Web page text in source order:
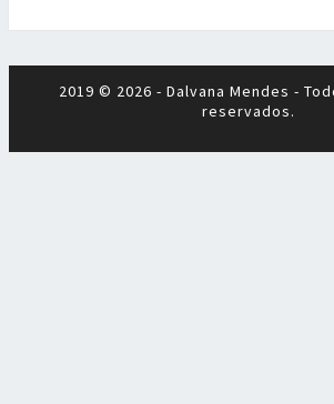
2019 © 2026 - Dalvana Mendes -
reservados.